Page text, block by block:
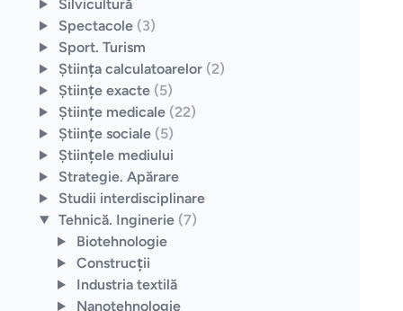
Silvicultură
Spectacole (3)
Sport. Turism
Ştiinţa calculatoarelor (2)
Ştiinţe exacte (5)
Ştiinţe medicale (22)
Ştiinţe sociale (5)
Ştiinţele mediului
Strategie. Apărare
Studii interdisciplinare
Tehnică. Inginerie (7)
Biotehnologie
Construcţii
Industria textilă
Nanotehnologie